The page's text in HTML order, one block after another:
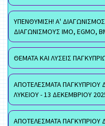
ΥΠΕΝΘΥΜΙΣΗ! Α'
ΔΙΑΓΩΝΙΣΜΟΥΣ ΙΜΟ, EGMO,
ΘΕΜΑΤΑ ΚΑΙ ΛΥΣΕΙΣ
ΑΠΟΤΕΛΕΣΜΑΤΑ ΠΑΓΚΥΠΡΙΟΥ
ΛΥΚΕΙΟΥ - 13 ΔΕΚΕΜΒΡΙΟΥ
ΑΠΟΤΕΛΕΣΜΑΤΑ ΠΑΓΚΥΠΡΙΟΥ